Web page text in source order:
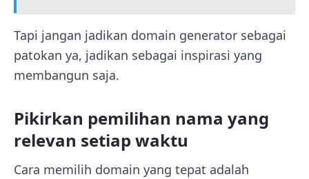
Tapi jangan jadikan domain generator sebagai
patokan ya, jadikan sebagai inspirasi yang
membangun saja.
Pikirkan pemilihan nama yang
relevan setiap waktu
Cara memilih domain yang tepat adalah